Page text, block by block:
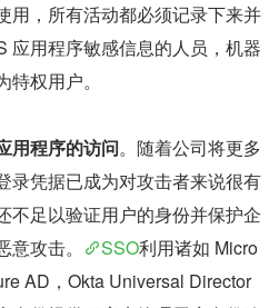
用，所有活动都必须记录下来并
应用程序敏感信息的人员，机器
权用户。
用程序的访问。随着公司将更多
录凭据已成为对攻击者来说很有
不足以验证用户的身份并保护企
攻击。
SSO利用诸如 Micro
AD，Okta Universal Director